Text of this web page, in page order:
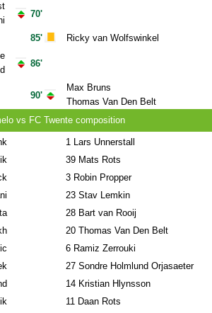
70'
85'
86'
90'
Ricky van Wolfswinkel
Max Bruns
Thomas Van Den Belt
vs FC Twente composition
1Lars Unnerstall
39Mats Rots
3Robin Propper
23Stav Lemkin
28Bart van Rooij
20Thomas Van Den Belt
6Ramiz Zerrouki
27Sondre Holmlund Orjasaeter
14Kristian Hlynsson
11Daan Rots